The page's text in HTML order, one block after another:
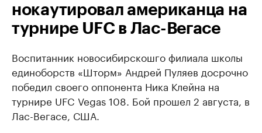
нокаутировал американца на
турнире UFC в Лас-Вегасе
Воспитанник новосибирскошго филиала школы
единоборств «Шторм» Андрей Пуляев досрочно
победил своего оппонента Ника Клейна на
турнире UFC Vegas 108. Бой прошел 2 августа, в
Лас-Вегасе, США.